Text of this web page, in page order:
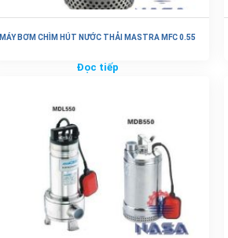
MÁY BƠM CHÌM HÚT NƯỚC THẢI MASTRA MFC 0.55
Đọc tiếp